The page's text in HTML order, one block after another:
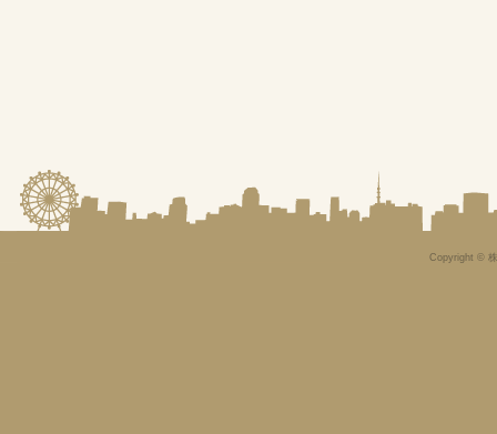
Copyright ©